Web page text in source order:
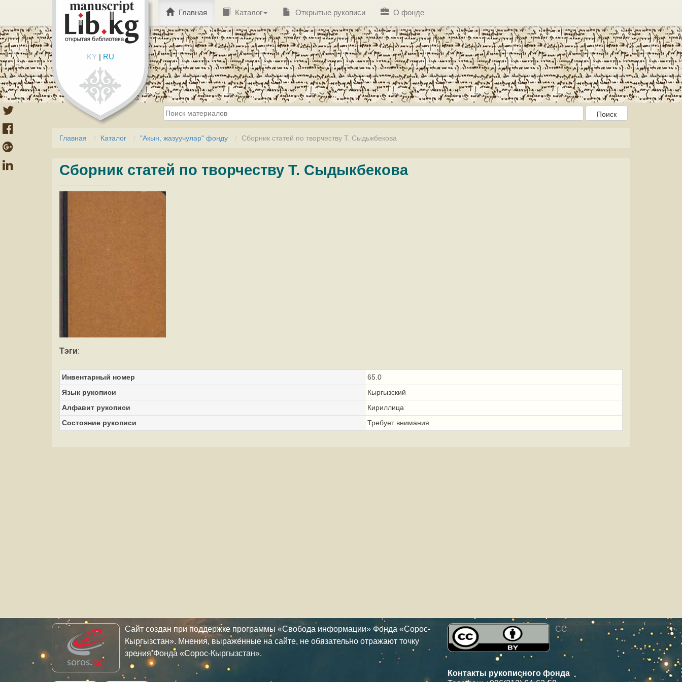
KY| RU
Главная Каталог Открытые рукописи О фонде
Главная Каталог "Акын, жазуучулар" фонду Сборник статей по творчеству Т. Сыдыкбекова
Сборник статей по творчеству Т. Сыдыкбекова
Тэги:
Инвентарный номер
65.0
Язык рукописи
Кыргызский
Алфавит рукописи
Кириллица
Состояние рукописи
Требует внимания
Сайт создан при поддержке программы «Свобода информации» Фонда «Сорос-
Кыргызстан». Мнения, выраженные на сайте, не обязательно отражают точку
зрения Фонда «Сорос-Кыргызстан».
CC
Контакты рукописного фонда